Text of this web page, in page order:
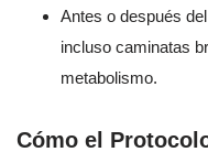
Antes o después
incluso caminatas
metabolismo.
Cómo el